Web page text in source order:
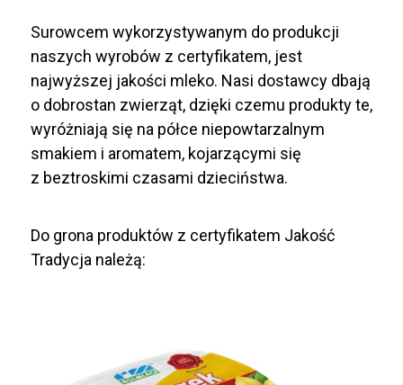
Surowcem wykorzystywanym do produkcji
naszych wyrobów z certyfikatem, jest
najwyższej jakości mleko. Nasi dostawcy dbają
o dobrostan zwierząt, dzięki czemu produkty te,
wyróżniają się na półce niepowtarzalnym
smakiem i aromatem, kojarzącymi się
z beztroskimi czasami dzieciństwa.
Do grona produktów z certyfikatem Jakość
Tradycja należą: